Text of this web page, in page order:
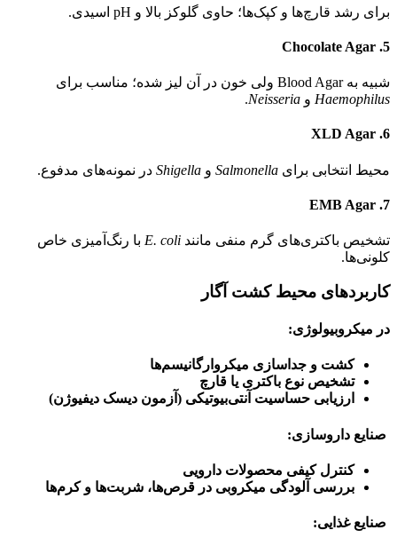
برای رشد قارچ‌ها و کپک‌ها؛ حاوی گلوکز بالا و pH اسیدی.
5.
Chocolate Agar
شبیه به Blood Agar ولی خون در آن لیز شده؛ مناسب برای
Haemophilus و Neisseria
.
6.
XLD Agar
محیط انتخابی برای Salmonella و Shigella در نمونه‌های مدفوع.
7.
EMB Agar
تشخیص باکتری‌های گرم منفی مانند E. coli با رنگ‌آمیزی خاص
کلونی‌ها.
کاربردهای محیط کشت آگار
در میکروبیولوژی:
کشت و جداسازی میکروارگانیسم‌ها
تشخیص نوع باکتری یا قارچ
ارزیابی حساسیت آنتی‌بیوتیکی (آزمون دیسک دیفیوژن)
صنایع داروسازی:
کنترل کیفی محصولات دارویی
بررسی آلودگی میکروبی در قرص‌ها، شربت‌ها و کرم‌ها
صنایع غذایی: